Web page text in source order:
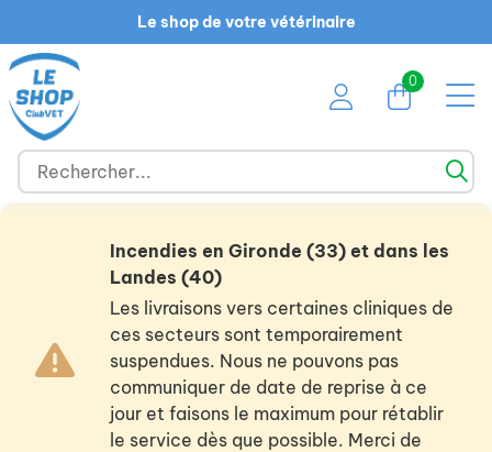
Le shop de votre vétérinaire
0
Incendies en Gironde (33) et dans les
Landes (40)
Les livraisons vers certaines cliniques de
ces secteurs sont temporairement
suspendues. Nous ne pouvons pas
communiquer de date de reprise à ce
jour et faisons le maximum pour rétablir
le service dès que possible. Merci de